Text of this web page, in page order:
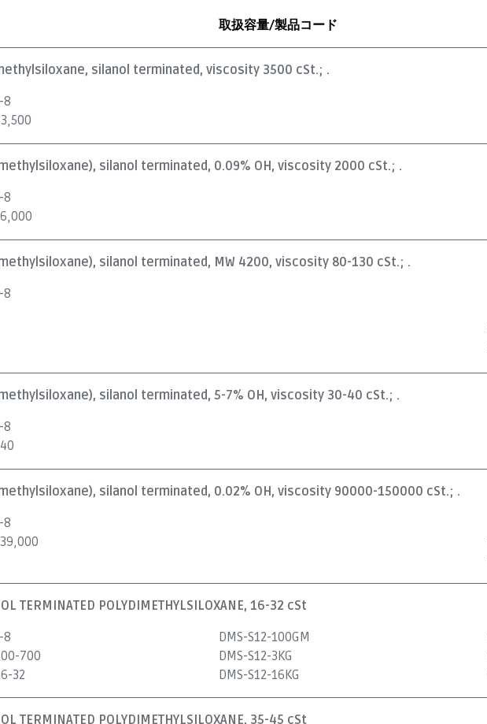
取扱容量/製品コード
silanol terminated, viscosity 3500 cSt.; .
8
silanol terminated, 0.09% OH, viscosity 2000 cSt.; .
8
silanol terminated, MW 4200, viscosity 80-130 cSt.; .
8
silanol terminated, 5-7% OH, viscosity 30-40 cSt.; .
8
silanol terminated, 0.02% OH, viscosity 90000-150000 cSt.; .
8
TERMINATED POLYDIMETHYLSILOXANE, 16-32 cSt
8
700
32
DMS-S12-100GM
DMS-S12-3KG
DMS-S12-16KG
TERMINATED POLYDIMETHYLSILOXANE, 35-45 cSt